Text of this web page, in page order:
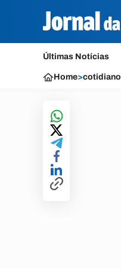
Últimas Notícias
Home>cotidiano